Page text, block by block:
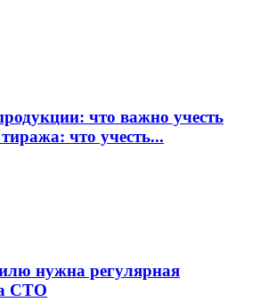
что важно учесть
что учесть...
нужна регулярная
СТО